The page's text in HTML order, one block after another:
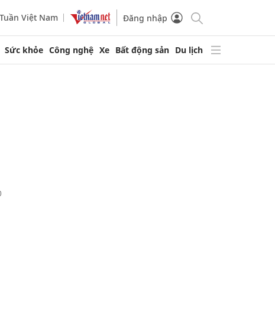
Tuần Việt Nam Đăng nhập
Sức khỏe Công nghệ Xe Bất động sản Du lịch